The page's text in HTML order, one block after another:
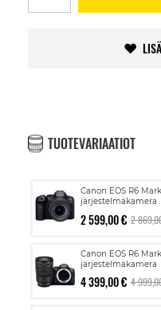
TUOTEVARIAATIOT
Canon EOS R6
järjestelmäkamera
2 599,00 € 2
Canon EOS R6
järjestelmäkamera
4 399,00 € 4